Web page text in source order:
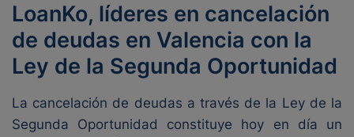
LoanKo, líderes en cancelación
de deudas en Valencia con la
Ley de la Segunda Oportunidad
La cancelación de deudas a través de la Ley de la
Segunda Oportunidad constituye hoy en día un